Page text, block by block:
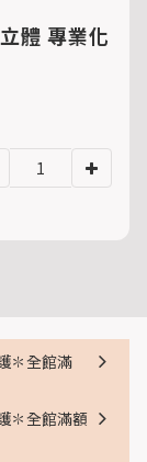
體 專業化
✽全館滿
✽全館滿額